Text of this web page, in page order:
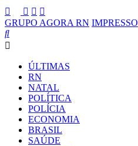
GRUPO AGORA RN IMPRESSO
ÚLTIMAS
RN
NATAL
POLÍTICA
POLÍCIA
ECONOMIA
BRASIL
SAÚDE